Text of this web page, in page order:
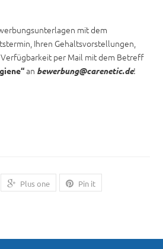
mit dem
Ihren Gehaltsvorstellungen,
per Mail mit dem Betreff
an bewerbung@carenetic.de!
Plus one Pin it